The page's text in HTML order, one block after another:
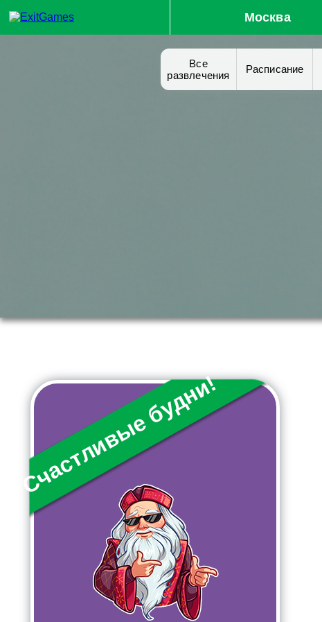
Москва
Все
развлечения
Расписание
Счастливые будни!